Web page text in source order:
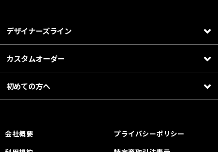
デザイナーズライン
カスタムオーダー
初めての方へ
会社概要
プライバシーポリシー
利用規約
特定商取引法表示